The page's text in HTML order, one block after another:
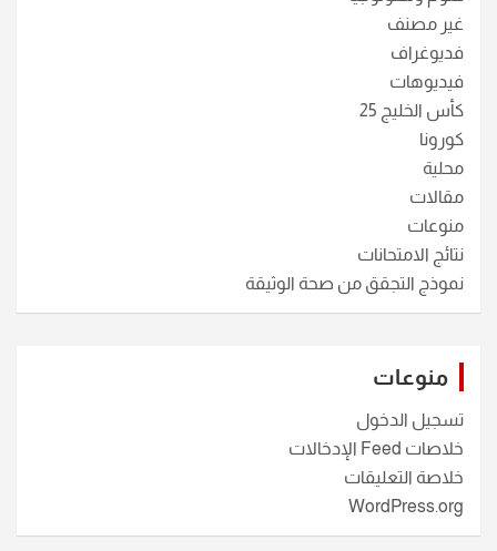
غير مصنف
فديوغراف
فيديوهات
كأس الخليج 25
كورونا
محلية
مقالات
منوعات
نتائج الامتحانات
نموذج التجقق من صحة الوثيقة
منوعات
تسجيل الدخول
خلاصات Feed الإدخالات
خلاصة التعليقات
WordPress.org